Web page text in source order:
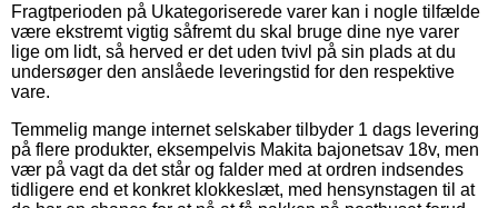
Fragtperioden på Ukategoriserede varer kan i nogle tilfælde
være ekstremt vigtig såfremt du skal bruge dine nye varer
lige om lidt, så herved er det uden tvivl på sin plads at du
undersøger den anslåede leveringstid for den respektive
vare.
Temmelig mange internet selskaber tilbyder 1 dags levering
på flere produkter, eksempelvis Makita bajonetsav 18v, men
vær på vagt da det står og falder med at ordren indsendes
tidligere end et konkret klokkeslæt, med hensynstagen til at